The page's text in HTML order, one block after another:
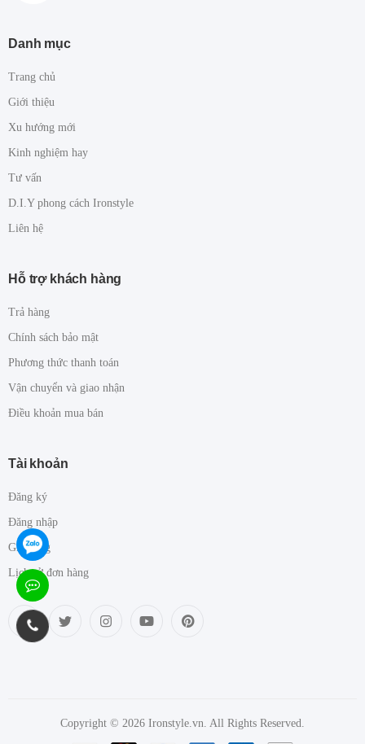
Danh mục
Trang chủ
Giới thiệu
Xu hướng mới
Kinh nghiệm hay
Tư vấn
D.I.Y phong cách Ironstyle
Liên hệ
Hỗ trợ khách hàng
Trả hàng
Chính sách bảo mật
Phương thức thanh toán
Vận chuyển và giao nhận
Điều khoản mua bán
Tài khoản
Đăng ký
Đăng nhập
Giỏ hàng
Lịch sử đơn hàng
Copyright © 2026 Ironstyle.vn. All Rights Reserved.